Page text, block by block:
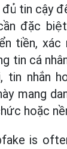
tin cậy
đặc
tiền, xác
tin cá
tin nhắn
mang
hoặc
is